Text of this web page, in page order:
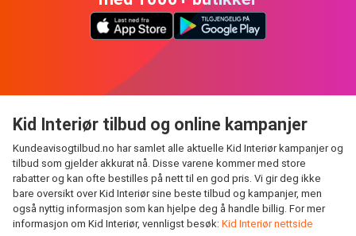
Kid Interiør tilbud og online kampanjer
Kundeavisogtilbud.no har samlet alle aktuelle Kid Interiør kampanjer og
tilbud som gjelder akkurat nå. Disse varene kommer med store
rabatter og kan ofte bestilles på nett til en god pris. Vi gir deg ikke
bare oversikt over Kid Interiør sine beste tilbud og kampanjer, men
også nyttig informasjon som kan hjelpe deg å handle billig. For mer
informasjon om Kid Interiør, vennligst besøk: Kid Interiør nettside